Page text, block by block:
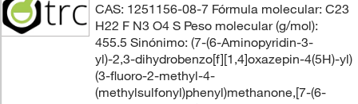
CAS: 1251156-08-7 Fórmula molecular: C23
H22 F N3 O4 S Peso molecular (g/mol):
455.5 Sinónimo: (7-(6-Aminopyridin-3-
yl)-2,3-dihydrobenzo[f][1,4]oxazepin-4(5H)-yl)
(3-fluoro-2-methyl-4-
(methylsulfonyl)phenyl)methanone,[7-(6-